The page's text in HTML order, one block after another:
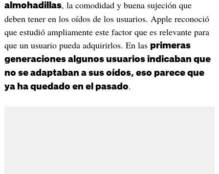
almohadillas, la comodidad y buena sujeción que
deben tener en los oídos de los usuarios. Apple reconoció
que estudió ampliamente este factor que es relevante para
que un usuario pueda adquirirlos. En las primeras
generaciones algunos usuarios indicaban que
no se adaptaban a sus oídos, eso parece que
ya ha quedado en el pasado.